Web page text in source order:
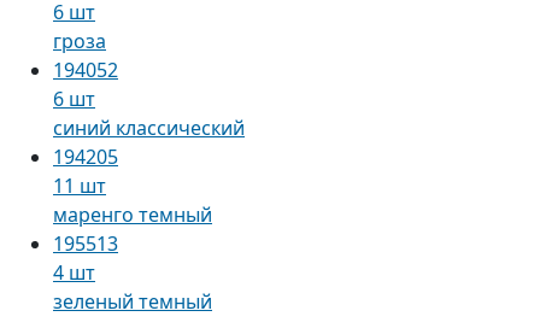
6 шт
гроза
194052
6 шт
синий классический
194205
11 шт
маренго темный
195513
4 шт
зеленый темный